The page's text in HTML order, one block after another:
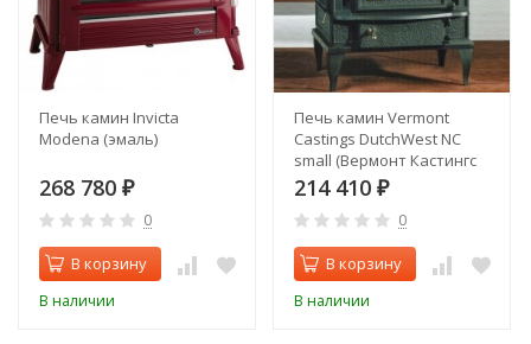
Печь камин Invicta
Modena (эмаль)
268 780 ₽
0
В корзину
В наличии
Печь камин Vermont
Castings DutchWest NC
small (Вермонт Кастингс
Дачвест маленькая)
214 410 ₽
0
В корзину
В наличии